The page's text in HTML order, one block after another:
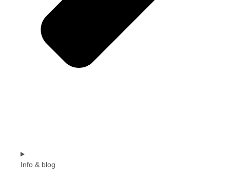
Info & blog